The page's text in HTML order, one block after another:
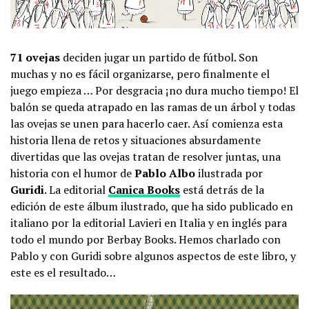
71 ovejas deciden jugar un partido de fútbol. Son
muchas y no es fácil organizarse, pero finalmente el
juego empieza … Por desgracia ¡no dura mucho tiempo! El
balón se queda atrapado en las ramas de un árbol y todas
las ovejas se unen para hacerlo caer. Así comienza esta
historia llena de retos y situaciones absurdamente
divertidas que las ovejas tratan de resolver juntas, una
historia con el humor dePablo Alboilustrada por
Guridi. La editorial Canica Books está detrás de la
edición de este álbum ilustrado, que ha sido publicado en
italiano por la editorial Lavieri en Italia y en inglés para
todo el mundo por Berbay Books. Hemos charlado con
Pablo y con Guridi sobre algunos aspectos de este libro, y
este es el resultado…